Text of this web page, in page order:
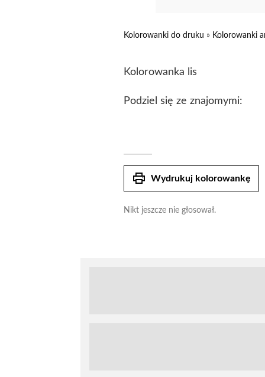
Kolorowanki do druku » Kolorowanki
Kolorowanka lis
Podziel się ze znajomymi:
print Wydrukuj kolorowankę
Nikt jeszcze nie głosował.